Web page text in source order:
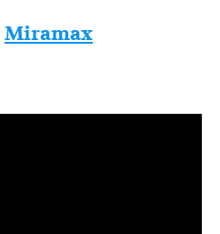
Miramax